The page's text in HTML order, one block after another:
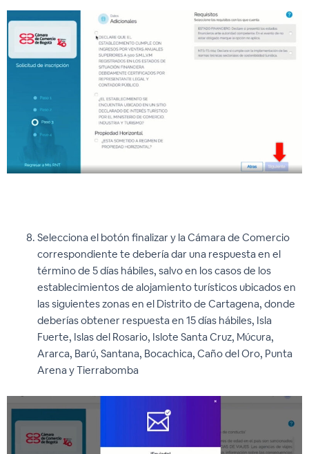
Selecciona el botón finalizar y la Cámara de Comercio
correspondiente te debería dar una respuesta en el
término de 5 días hábiles, salvo en los casos de los
establecimientos de alojamiento turísticos ubicados en
las siguientes zonas en el Distrito de Cartagena, donde
deberías obtener respuesta en 15 días hábiles, Isla
Fuerte, Islas del Rosario, Islote Santa Cruz, Múcura,
Ararca, Barú, Santana, Bocachica, Caño del Oro, Punta
Arena y Tierrabomba